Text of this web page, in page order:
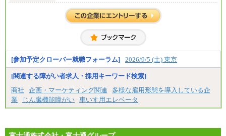
月給 200,000円～250,000円
入社時の処遇は経験・能力を考慮の上、当社規程に
より決定します。
お伝えします。
[参加予定クローバー就職フォーラム] 2026/9/5 (土) 東京
[関連する障がい者求人・採用キーワード検索]
商社
企画・マーケティング関連
多様な雇用形態を導入している企
業
じん臓機能障がい 車いす用エレベータ